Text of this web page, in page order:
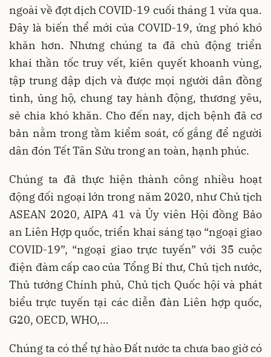
ngoài về đợt dịch COVID-19 cuối tháng 1 vừa qua.
Đây là biến thể mới của COVID-19, ứng phó khó
khăn hơn. Nhưng chúng ta đã chủ động triển
khai thần tốc truy vết, kiên quyết khoanh vùng,
tập trung dập dịch và được mọi người dân đồng
tình, ủng hộ, chung tay hành động, thương yêu,
sẻ chia khó khăn. Cho đến nay, dịch bệnh đã cơ
bản nằm trong tầm kiểm soát, cố gắng để người
dân đón Tết Tân Sửu trong an toàn, hạnh phúc.
Chúng ta đã thực hiện thành công nhiều hoạt
động đối ngoại lớn trong năm 2020, như Chủ tịch
ASEAN 2020, AIPA 41 và Ủy viên Hội đồng Bảo
an Liên Hợp quốc, triển khai sáng tạo “ngoại giao
COVID-19”, “ngoại giao trực tuyến” với 35 cuộc
điện đàm cấp cao của Tổng Bí thư, Chủ tịch nước,
Thủ tướng Chính phủ, Chủ tịch Quốc hội và phát
biểu trực tuyến tại các diễn đàn Liên hợp quốc,
G20, OECD, WHO,…
Chúng ta có thể tự hào Đất nước ta chưa bao giờ có